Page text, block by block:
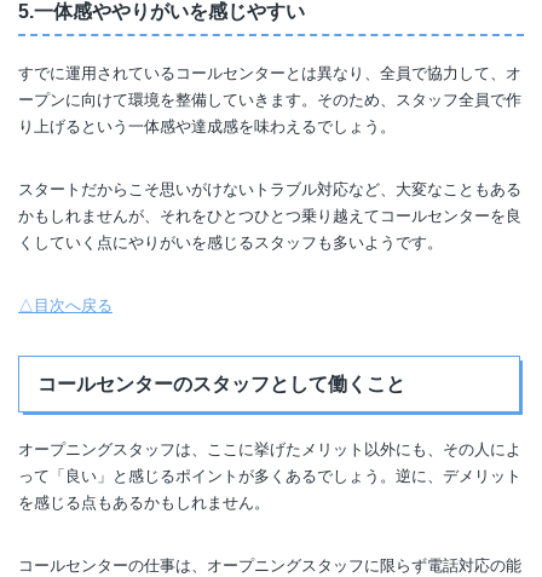
5.一体感ややりがいを感じやすい
すでに運用されているコールセンターとは異なり、全員で協力して、オ
ープンに向けて環境を整備していきます。そのため、スタッフ全員で作
り上げるという一体感や達成感を味わえるでしょう。
スタートだからこそ思いがけないトラブル対応など、大変なこともある
かもしれませんが、それをひとつひとつ乗り越えてコールセンターを良
くしていく点にやりがいを感じるスタッフも多いようです。
△目次へ戻る
コールセンターのスタッフとして働くこと
オープニングスタッフは、ここに挙げたメリット以外にも、その人によ
って「良い」と感じるポイントが多くあるでしょう。逆に、デメリット
を感じる点もあるかもしれません。
コールセンターの仕事は、オープニングスタッフに限らず電話対応の能